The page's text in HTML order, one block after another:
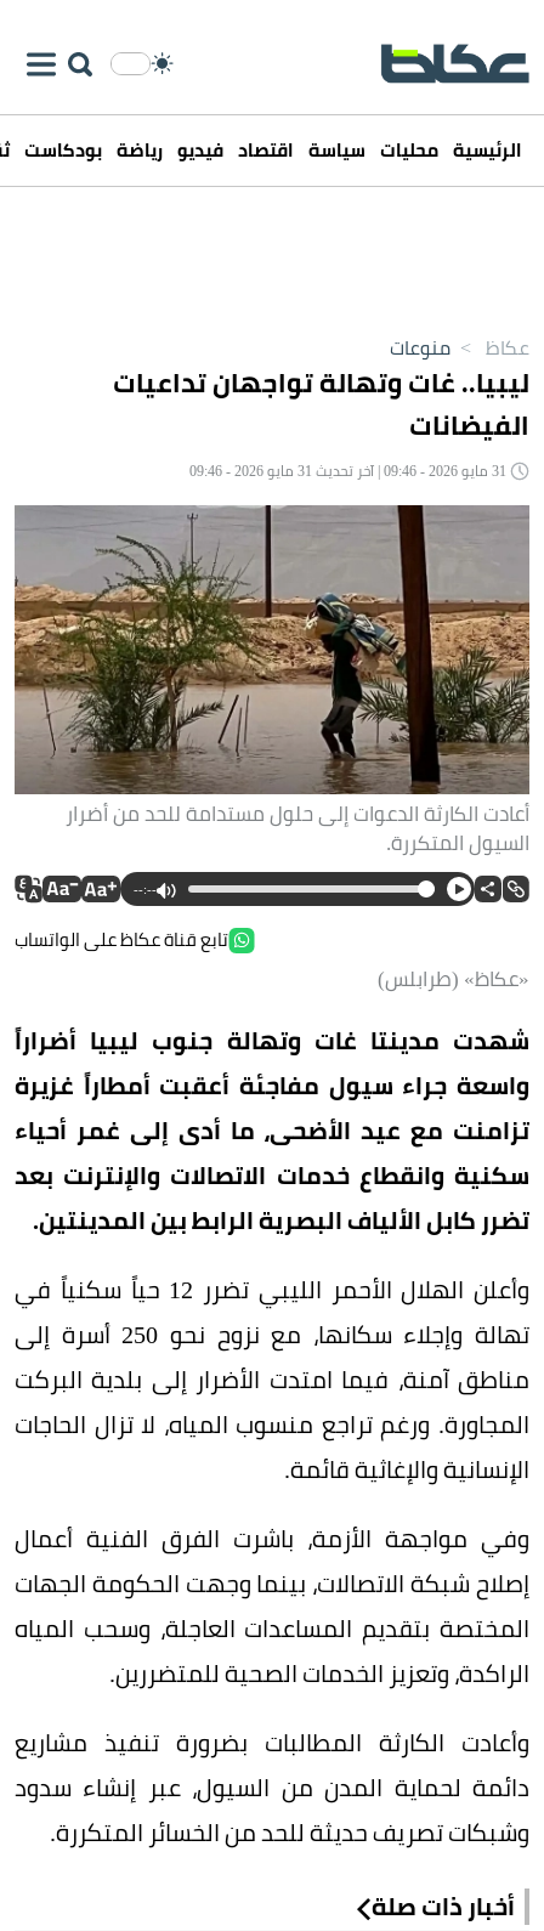
الرئيسية محليات سياسة اقتصاد فيديو رياضة بودكاست
عكاظ > منوعات
ليبيا.. غات وتهالة تواجهان تداعيات
الفيضانات
أعادت الكارثة الدعوات إلى حلول مستدامة للحد من أضرار
السيول المتكررة.
--:--
تابع قناة عكاظ على الواتساب
«عكاظ» (طرابلس)
شهدت مدينتا غات وتهالة جنوب ليبيا أضراراً
واسعة جراء سيول مفاجئة أعقبت أمطاراً غزيرة
تزامنت مع عيد الأضحى، ما أدى إلى غمر أحياء
سكنية وانقطاع خدمات الاتصالات والإنترنت بعد
تضرر كابل الألياف البصرية الرابط بين المدينتين.
وأعلن الهلال الأحمر الليبي تضرر 12 حياً سكنياً في
تهالة وإجلاء سكانها، مع نزوح نحو 250 أسرة إلى
مناطق آمنة، فيما امتدت الأضرار إلى بلدية البركت
المجاورة. ورغم تراجع منسوب المياه، لا تزال الحاجات
الإنسانية والإغاثية قائمة.
وفي مواجهة الأزمة، باشرت الفرق الفنية أعمال
إصلاح شبكة الاتصالات، بينما وجهت الحكومة الجهات
المختصة بتقديم المساعدات العاجلة، وسحب المياه
الراكدة، وتعزيز الخدمات الصحية للمتضررين.
وأعادت الكارثة المطالبات بضرورة تنفيذ مشاريع
دائمة لحماية المدن من السيول، عبر إنشاء سدود
وشبكات تصريف حديثة للحد من الخسائر المتكررة.
أخبار ذات صلة